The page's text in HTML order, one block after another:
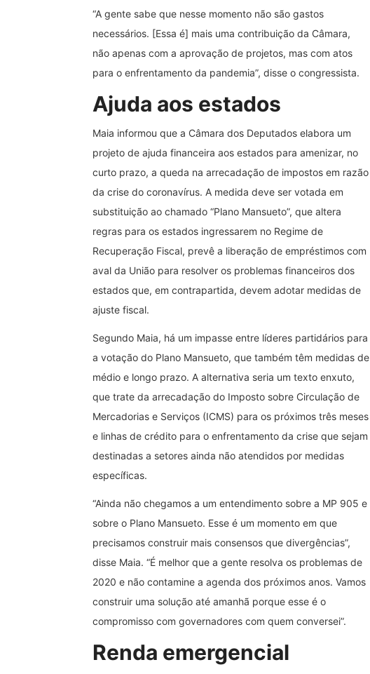
“A gente sabe que nesse momento não são gastos
necessários. [Essa é] mais uma contribuição da Câmara,
não apenas com a aprovação de projetos, mas com atos
para o enfrentamento da pandemia”, disse o congressista.
Ajuda aos estados
Maia informou que a Câmara dos Deputados elabora um
projeto de ajuda financeira aos estados para amenizar, no
curto prazo, a queda na arrecadação de impostos em razão
da crise do coronavírus. A medida deve ser votada em
substituição ao chamado “Plano Mansueto”, que altera
regras para os estados ingressarem no Regime de
Recuperação Fiscal, prevê a liberação de empréstimos com
aval da União para resolver os problemas financeiros dos
estados que, em contrapartida, devem adotar medidas de
ajuste fiscal.
Segundo Maia, há um impasse entre líderes partidários para
a votação do Plano Mansueto, que também têm medidas de
médio e longo prazo. A alternativa seria um texto enxuto,
que trate da arrecadação do Imposto sobre Circulação de
Mercadorias e Serviços (ICMS) para os próximos três meses
e linhas de crédito para o enfrentamento da crise que sejam
destinadas a setores ainda não atendidos por medidas
específicas.
“Ainda não chegamos a um entendimento sobre a MP 905 e
sobre o Plano Mansueto. Esse é um momento em que
precisamos construir mais consensos que divergências”,
disse Maia. “É melhor que a gente resolva os problemas de
2020 e não contamine a agenda dos próximos anos. Vamos
construir uma solução até amanhã porque esse é o
compromisso com governadores com quem conversei”.
Renda emergencial